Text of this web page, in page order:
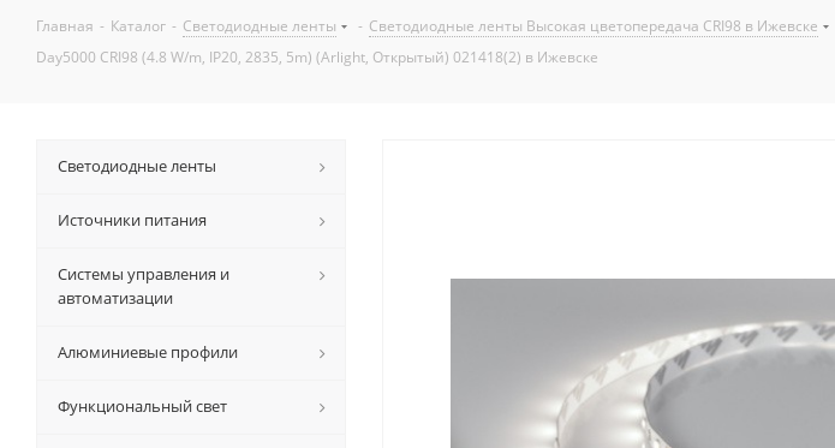
Главная - Каталог - Светодиодные ленты - Светодиодные ленты Высокая цветопередача CRI98 в Ижевске
Day5000 CRI98 (4.8 W/m, IP20, 2835, 5m) (Arlight, Открытый) 021418(2) в Ижевске
Светодиодные ленты
Источники питания
Системы управления и
автоматизации
Алюминиевые профили
Функциональный свет